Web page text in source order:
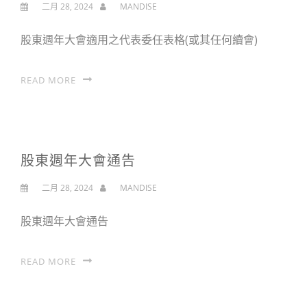
二月 28, 2024 MANDISE
股東週年大會適用之代表委任表格(或其任何續會)
READ MORE
股東週年大會通告
二月 28, 2024 MANDISE
股東週年大會通告
READ MORE